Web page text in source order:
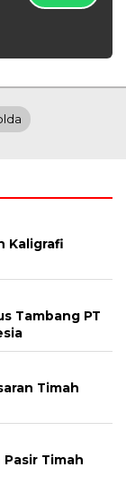
Kaligrafi
Tambang PT
Timah
Timah